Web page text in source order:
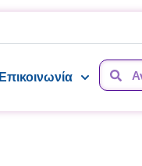
Επικοινωνία